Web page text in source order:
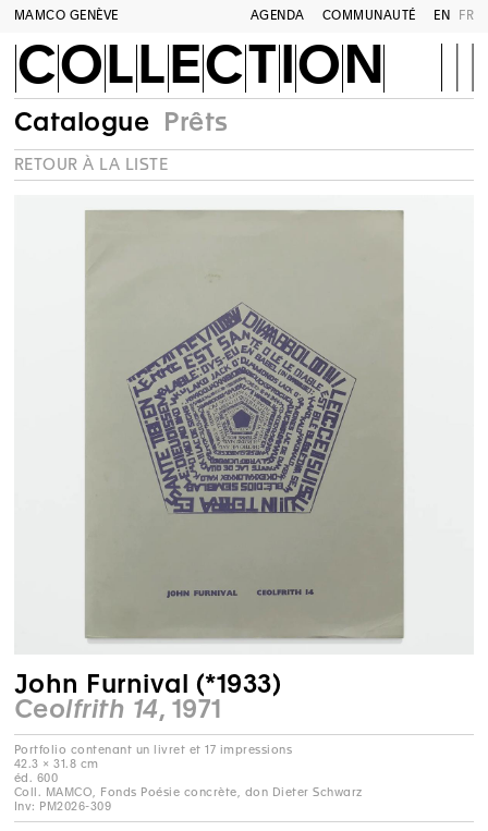
MAMCO GENÈVE AGENDA COMMUNAUTÉ EN FR
COLLECTION
Catalogue Prêts
RETOUR À LA LISTE
John Furnival (*1933)
Ceolfrith 14, 1971
42.3 × 31.8 cm
éd. 600
Coll. MAMCO, Fonds Poésie concrète, don Dieter Schwarz
Inv: PM2026-309